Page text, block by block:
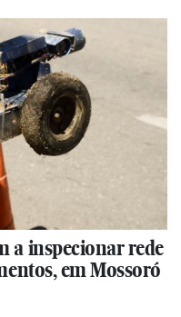
a inspecionar rede
em Mossoró